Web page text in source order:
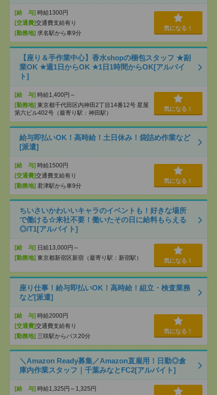
[給 与] 時給1300円
[交通費]交通費支給有り
[勤務地] 求名駅から車9分
気になる！
【座り＆手作業中心】香水shopの梱包スタッフ ★副
業OK ★週1日からOK ★1日1時間からOK[アルバイ
ト]
[給 与] 時給1,400円～
[勤務地] 東京都千代田区内神田2丁目14番12号 星屋
第六ビル402号（最寄り駅：神田駅）
気になる！
給与即払いOK！高時給！土日休み！袋詰め作業など
[派遣]
[給 与] 時給1500円
[交通費]交通費支給有り
[勤務地] 君津駅から車9分
気になる！
ちいさいかわいいキャラのイベントも！好きな場所
で働ける☆来社不要！働いたその日に給料もらえる
◎/T1[アルバイト]
[給 与] 日給13,000円～
[勤務地] 東京都新宿区新宿（最寄り駅：新宿駅） 気になる！
座り仕事！給与即払いOK！高時給！組立・検査業務
など[派遣]
[給 与] 時給2000円
[交通費]交通費支給有り
[勤務地] 三咲駅からバス20分
気になる！
＼Amazon Ready募集／Amazon直雇用！日勤◎倉
庫内作業スタッフ｜千葉みなとFC2[アルバイト]
[給 与] 時給1,325円～1,325円